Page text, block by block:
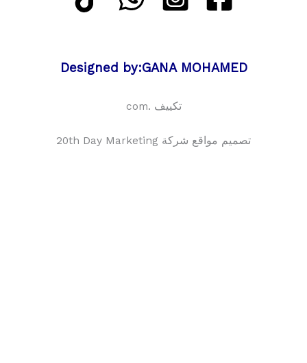
Designed by:GANA MOHAMED
تكييف .com
تصميم مواقع شركة 20th Day Marketing